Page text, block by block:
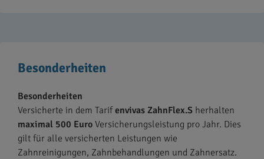
Besonderheiten
Besonderheiten
Versicherte in dem Tarifenvivas ZahnFlex.S herhalten
maximal 500 Euro Versicherungsleistung pro Jahr. Dies
gilt für alle versicherten Leistungen wie
Zahnreinigungen, Zahnbehandlungen und Zahnersatz.